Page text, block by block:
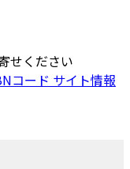
せください
コード サイト情報